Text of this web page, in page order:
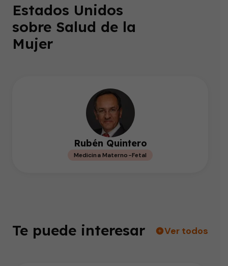
Estados Unidos
sobre Salud de la
Mujer
Rubén Quintero
Medicina Materno-Fetal
Te puede interesar Ver todos